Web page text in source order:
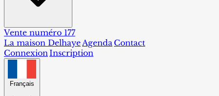
Vente numéro 177
La maison DelhayeAgenda Contact
ConnexionInscription
Français